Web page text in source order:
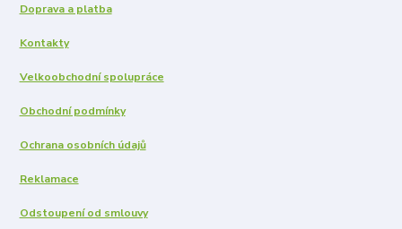
Doprava a platba
Kontakty
Velkoobchodní spolupráce
Obchodní podmínky
Ochrana osobních údajů
Reklamace
Odstoupení od smlouvy